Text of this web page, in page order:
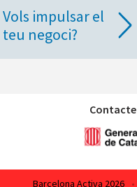
Vols impulsar el
teu negoci?
Contacte
Barcelona Activa 2026 •